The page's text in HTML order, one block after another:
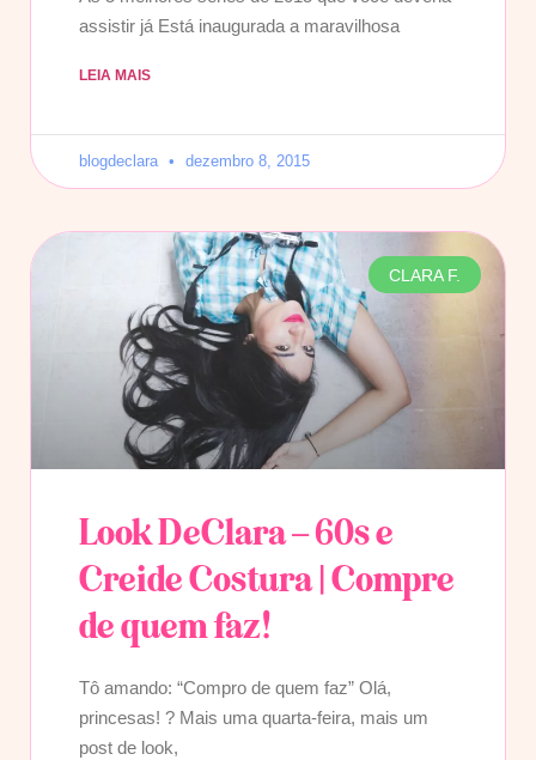
assistir já Está inaugurada a maravilhosa
LEIA MAIS
blogdeclara dezembro 8, 2015
CLARA F.
Look DeClara – 60s e
Creide Costura | Compre
de quem faz!
Tô amando: “Compro de quem faz” Olá,
princesas! ? Mais uma quarta-feira, mais um
post de look,